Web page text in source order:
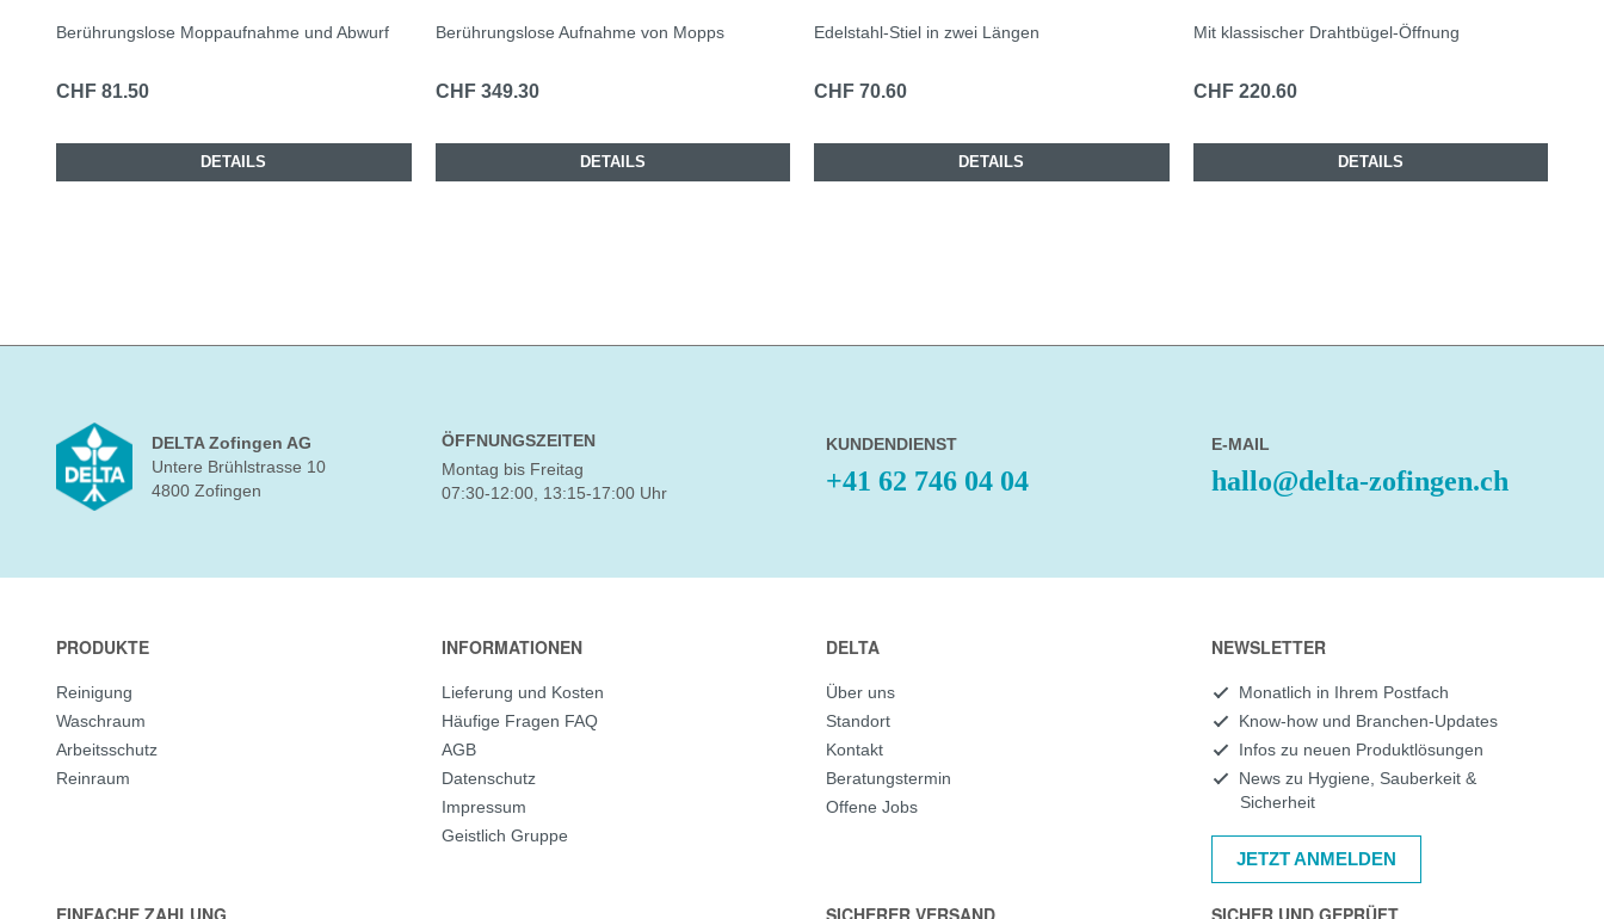
Berührungslose Moppaufnahme und Abwurf
CHF 81.50
DETAILS
Berührungslose Aufnahme von Mopps
CHF 349.30
DETAILS
Edelstahl-Stiel in zwei Längen
CHF 70.60
DETAILS
Mit klassischer Drahtbügel-Öffnung
CHF 220.60
DETAILS
DELTA Zofingen AG
Untere Brühlstrasse 10
4800 Zofingen
ÖFFNUNGSZEITEN
Montag bis Freitag
07:30-12:00, 13:15-17:00 Uhr
KUNDENDIENST
+41 62 746 04 04
E-MAIL
hallo@delta-zofingen.ch
PRODUKTE
Reinigung
Waschraum
Arbeitsschutz
Reinraum
INFORMATIONEN
Lieferung und Kosten
Häufige Fragen FAQ
AGB
Datenschutz
Impressum
Geistlich Gruppe
DELTA
Über uns
Standort
Kontakt
Beratungstermin
Offene Jobs
NEWSLETTER
Monatlich in Ihrem Postfach
Know-how und Branchen-Updates
Infos zu neuen Produktlösungen
News zu Hygiene, Sauberkeit &
Sicherheit
JETZT ANMELDEN
EINFACHE ZAHLUNG SICHERER VERSAND SICHER UND GEPRÜFT